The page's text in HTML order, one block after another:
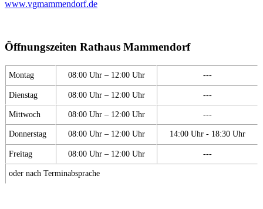
www.vgmammendorf.de
Öffnungszeiten Rathaus Mammendorf
Montag 08:00 Uhr – 12:00 Uhr ---
Dienstag 08:00 Uhr – 12:00 Uhr ---
Mittwoch 08:00 Uhr – 12:00 Uhr ---
Donnerstag 08:00 Uhr – 12:00 Uhr 14:00 Uhr - 18:30 Uhr
Freitag 08:00 Uhr – 12:00 Uhr ---
oder nach Terminabsprache